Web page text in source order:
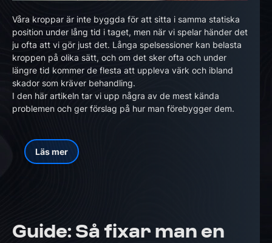
Våra kroppar är inte byggda för att sitta i samma statiska
position under lång tid i taget, men när vi spelar händer det
ju ofta att vi gör just det. Långa spelsessioner kan belasta
kroppen på olika sätt, och om det sker ofta och under
längre tid kommer de flesta att uppleva värk och ibland
skador som kräver behandling.
I den här artikeln tar vi upp några av de mest kända
problemen och ger förslag på hur man förebygger dem.
Läs mer
Guide: Så fixar man en